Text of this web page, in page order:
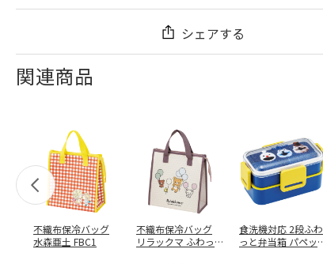
シェアする
関連商品
不織布保冷バッグ
水森亜土 FBC1
不織布保冷バッグ
リラックマ ふわっ
食洗機対応 2段ふわ
っと弁当箱 パペッ